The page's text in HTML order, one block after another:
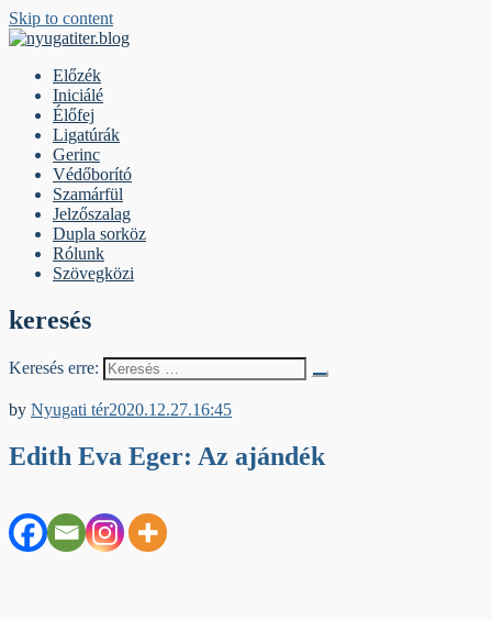
Skip to content
Előzék
Iniciálé
Élőfej
Ligatúrák
Gerinc
Védőborító
Szamárfül
Jelzőszalag
Dupla sorköz
Rólunk
Szövegközi
keresés
Keresés erre:
by Nyugati tér2020.12.27.16:45
Edith Eva Eger: Az ajándék